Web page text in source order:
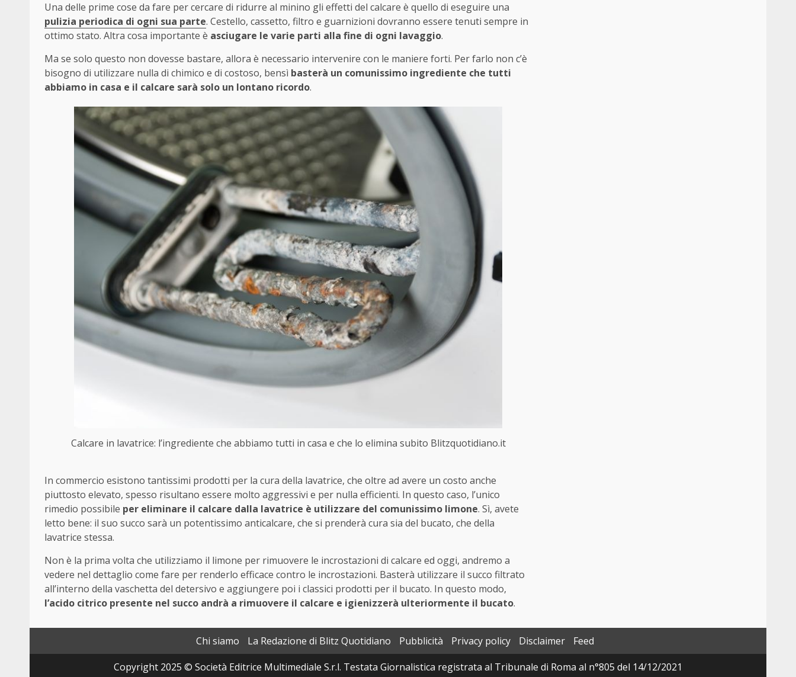
Una delle prime cose da fare per cercare di ridurre al minino gli effetti del calcare è quello di eseguire una
pulizia periodica di ogni sua parte. Cestello, cassetto, filtro e guarnizioni dovranno essere tenuti sempre in
ottimo stato. Altra cosa importante è asciugare le varie parti alla fine di ogni lavaggio.
Ma se solo questo non dovesse bastare, allora è necessario intervenire con le maniere forti. Per farlo non c’è
bisogno di utilizzare nulla di chimico e di costoso, bensì basterà un comunissimo ingrediente che tutti
abbiamo in casa e il calcare sarà solo un lontano ricordo.
Calcare in lavatrice: l’ingrediente che abbiamo tutti in casa e che lo elimina subito Blitzquotidiano.it
In commercio esistono tantissimi prodotti per la cura della lavatrice, che oltre ad avere un costo anche
piuttosto elevato, spesso risultano essere molto aggressivi e per nulla efficienti. In questo caso, l’unico
rimedio possibile per eliminare il calcare dalla lavatrice è utilizzare del comunissimo limone. Sì, avete
letto bene: il suo succo sarà un potentissimo anticalcare, che si prenderà cura sia del bucato, che della
lavatrice stessa.
Non è la prima volta che utilizziamo il limone per rimuovere le incrostazioni di calcare ed oggi, andremo a
vedere nel dettaglio come fare per renderlo efficace contro le incrostazioni. Basterà utilizzare il succo filtrato
all’interno della vaschetta del detersivo e aggiungere poi i classici prodotti per il bucato. In questo modo,
l’acido citrico presente nel succo andrà a rimuovere il calcare e igienizzerà ulteriormente il bucato.
Chi siamo La Redazione di Blitz Quotidiano Pubblicità Privacy policy Disclaimer
Feed
Copyright 2025 © Società Editrice Multimediale S.r.l. Testata Giornalistica registrata al Tribunale di Roma al n°805 del 14/12/2021